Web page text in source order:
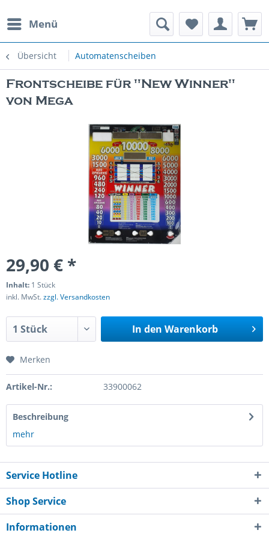
Menü
Übersicht Automatenscheiben
Spielautomaten
Frontscheibe für "New Winner"
von Mega
29,90 € *
Inhalt: 1 Stück
inkl. MwSt.zzgl. Versandkosten
In den Warenkorb
Merken
Artikel-Nr.: 33900062
Beschreibung
mehr
Service Hotline
Shop Service
Informationen